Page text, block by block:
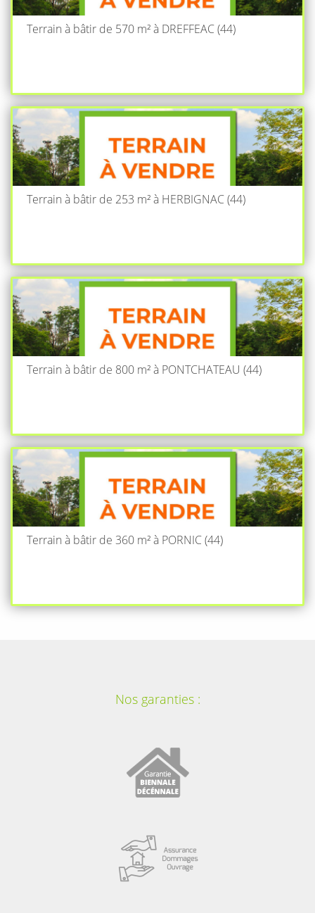
Terrain à bâtir de 570 m² à DREFFEAC (44)
Terrain à bâtir de 253 m² à HERBIGNAC (44)
Terrain à bâtir de 800 m² à PONTCHATEAU (44)
Terrain à bâtir de 360 m² à PORNIC (44)
Nos garanties :